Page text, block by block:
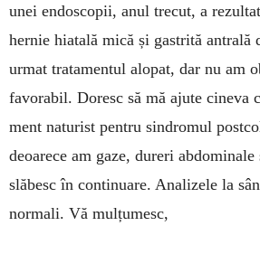
unei endoscopii, anul trecut, a
hernie hia­tală mică și gastrită
urmat tratamentul alopat, dar nu am
favorabil. Doresc să mă ajute cineva
ment natu­rist pentru sindro­mul
deoarece am gaze, dureri
slăbesc în con­tinuare. Analizele la
normali. Vă mulțumesc,